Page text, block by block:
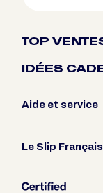
TOP
IDÉES
Aide et service
Guide des tailles
Le Slip Français
Le pari du Slip